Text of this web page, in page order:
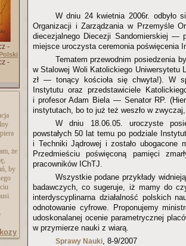
-
-
że
by
W dniu 24 kwietnia 2006r. odbyło
Organizacji i Zarządzania w Przemyśle
diecezjalnego Diecezji Sandomierskiej —
miejsce uroczysta ceremonia poświęcenia
Tematem przewodnim posiedzenia
w Stalowej Woli Katolickiego Uniwersytetu
zł — tonący kościoła się chwyta!). W
Instytutu oraz przedstawiciele
i profesor Adam Biela — Senator RP.
instytutach, bo to już też weszło w
W dniu 18.06.05. uroczyste
powstałych 50 lat temu po podziale
i Techniki Jądrowej i zostało
Przedmieściu poświęconą pamięci
pracowników IChTJ.
Wszystkie podane przykłady
badawczych, co sugeruje, iż mamy do
interdyscyplinarna działalność polskich
odnotowanie cyfrowe. Proponujemy
udoskonalanej ocenie parametrycznej
w przymierze nauki z wiarą.
Sprawy Nauki, 8-9/2007